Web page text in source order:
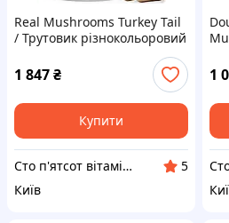
Real Mushrooms Turkey Tail
/ Трутовик різнокольоровий
для підтримки імунітету 90
капсул
1 847₴
Купити
Cто п'ятсот вітамінів
5
Київ
1